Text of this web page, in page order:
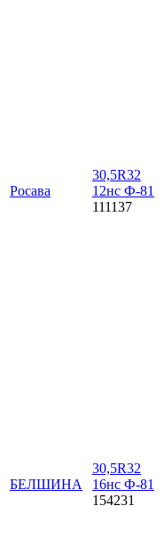
Росава
30,5R32
12нс Ф-81
111137
БЕЛШИНА
30,5R32
16нс Ф-81
154231